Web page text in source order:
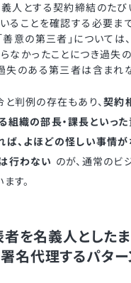
人とする契約締結のたび
ることを確認する必要ま
善意の第三者」については
なかったことにつき過失
失のある第三者は含まれ
と判例の存在もあり、契約
組織の部長・課長といっ
ば、よほどの怪しい事情
行わない のが、通常のビ
す。
を名義人とした
署名代理するパター